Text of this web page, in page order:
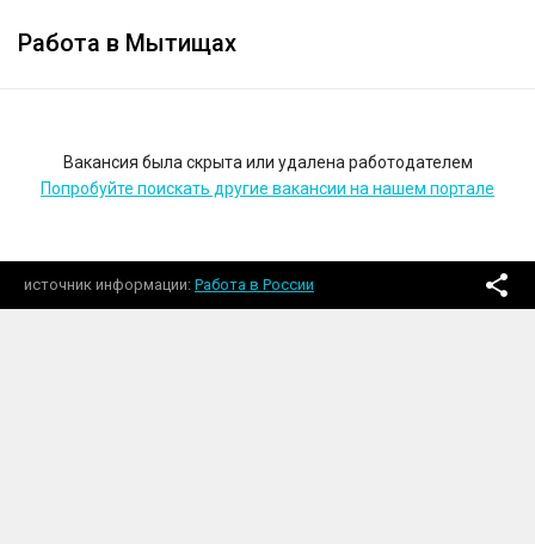
Работа в Мытищах
Вакансия была скрыта или удалена работодателем
Попробуйте поискать другие вакансии на нашем портале
источник информации Работа в России